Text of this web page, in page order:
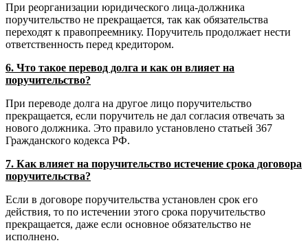
При реорганизации юридического лица-должника
поручительство не прекращается, так как обязательства
переходят к правопреемнику. Поручитель продолжает нести
ответственность перед кредитором.
6. Что такое перевод долга и как он влияет на
поручительство?
При переводе долга на другое лицо поручительство
прекращается, если поручитель не дал согласия отвечать за
нового должника. Это правило установлено статьей 367
Гражданского кодекса РФ.
7. Как влияет на поручительство истечение срока договора
поручительства?
Если в договоре поручительства установлен срок его
действия, то по истечении этого срока поручительство
прекращается, даже если основное обязательство не
исполнено.